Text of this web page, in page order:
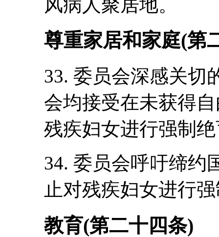
风病人聚居地。
尊重家居和家庭(第
33. 委员会深感关切
会均接受在未获得
残疾妇女进行强制
34. 委员会呼吁缔约
止对残疾妇女进行
教育(第二十四条)